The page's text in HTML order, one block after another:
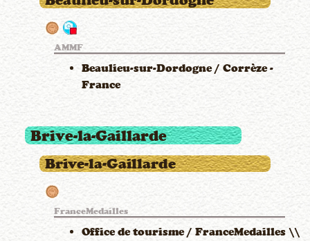
AMMF
Beaulieu-sur-Dordogne / Corrèze -
France
Brive-la-Gaillarde
Brive-la-Gaillarde
FranceMedailles
Office de tourisme / FranceMedailles \\